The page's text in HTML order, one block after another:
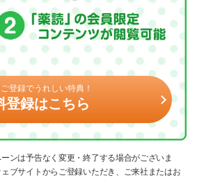
登録でうれしい特典！
登録はこちら
ンは予告なく変更・終了する場合がございま
ブサイトからご登録いただき、ご来社またはお